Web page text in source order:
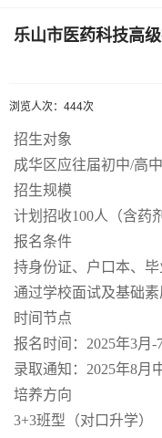
乐山市医药科技高
浏览人次：444次
招生对象
成华区应往届初中/高
招生规模
计划招收100人（含药
报名条件
持身份证、户口本、
通过学校面试及基础
时间节点
报名时间：2025年3月-
录取通知：2025年8月
培养方向
3+3班型（对口升学）